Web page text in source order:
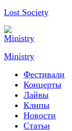
Lost Society
Ministry
Фестивали
Концерты
Лайвы
Клипы
Новости
Статьи